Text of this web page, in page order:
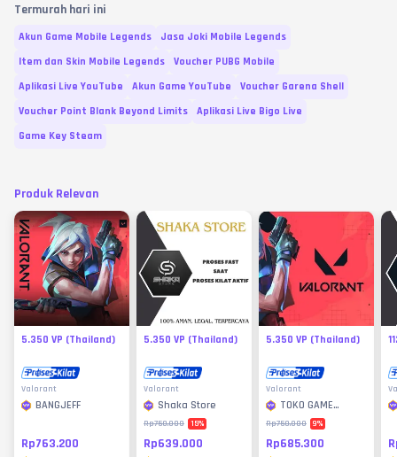
Termurah hari ini
Akun Game Mobile Legends
Jasa Joki Mobile Legends
Item dan Skin Mobile Legends
Voucher PUBG Mobile
Aplikasi Live YouTube
Akun Game YouTube
Voucher Garena Shell
Voucher Point Blank Beyond Limits
Aplikasi Live Bigo Live
Game Key Steam
Produk Relevan
5.350 VP (Thailand)
Valorant
BANGJEFF
Rp763.200
5.350 VP (Thailand)
Valorant
Shaka Store
Rp750.000 15%
Rp639.000
5.350 VP (Thailand)
Valorant
TOKO GAME
MURAH
Rp750.000 9%
Rp685.300